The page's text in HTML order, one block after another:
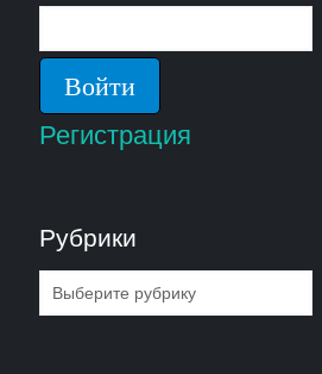
Регистрация
Рубрики
Рубрики